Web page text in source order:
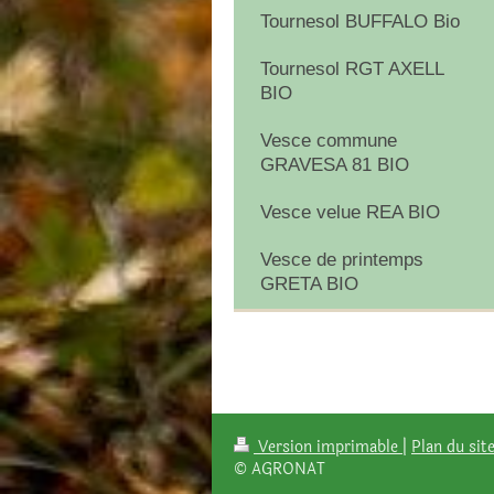
Tournesol BUFFALO Bio
Tournesol RGT AXELL
BIO
Vesce commune
GRAVESA 81 BIO
Vesce velue REA BIO
Vesce de printemps
GRETA BIO
Version imprimable Plan du site
© AGRONAT